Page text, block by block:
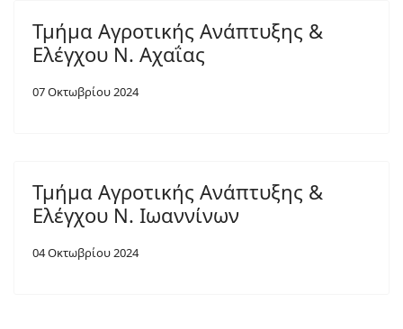
Τμήμα Αγροτικής Ανάπτυξης &
Ελέγχου Ν. Αχαΐας
07 Οκτωβρίου 2024
Τμήμα Αγροτικής Ανάπτυξης &
Ελέγχου Ν. Ιωαννίνων
04 Οκτωβρίου 2024